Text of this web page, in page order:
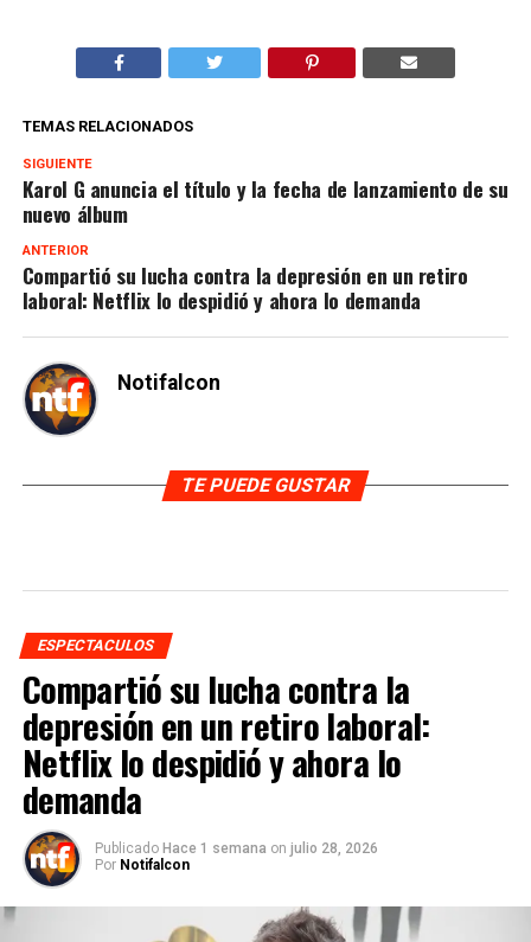
TEMAS RELACIONADOS
SIGUIENTE
Karol G anuncia el título y la fecha de lanzamiento de su
nuevo álbum
ANTERIOR
Compartió su lucha contra la depresión en un retiro
laboral: Netflix lo despidió y ahora lo demanda
Notifalcon
TE PUEDE GUSTAR
ESPECTACULOS
Compartió su lucha contra la
depresión en un retiro laboral:
Netflix lo despidió y ahora lo
demanda
Publicado Hace 1 semana on julio 28, 2026
Por Notifalcon